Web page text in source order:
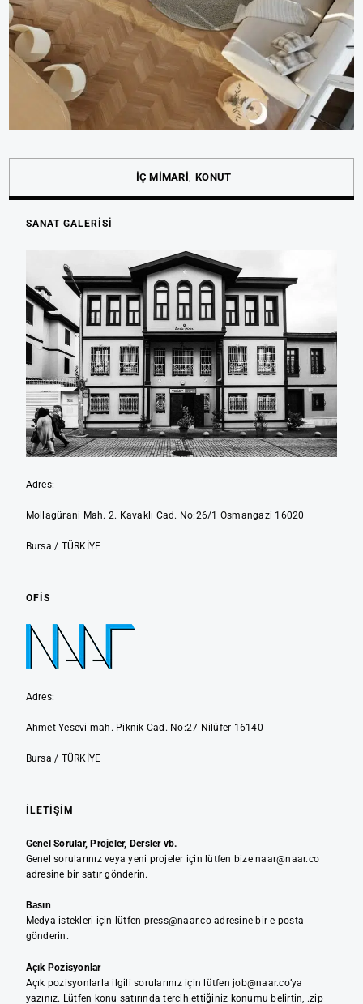
İÇ MİMARİ KONUT
SANAT GALERİSİ
Adres:
Mollagürani Mah. 2. Kavaklı Cad. No:26/1 Osmangazi 16020
Bursa / TÜRKİYE
OFIS
Adres:
Ahmet Yesevi mah. Piknik Cad. No:27 Nilüfer 16140
Bursa / TÜRKİYE
İLETIŞIM
Genel Sorular, Projeler, Dersler vb.
Genel sorularınız veya yeni projeler için lütfen bize naar@naar.co
adresine bir satır gönderin.
Basın
Medya istekleri için lütfen press@naar.co adresine bir e-posta
gönderin.
Açık Pozisyonlar
Açık pozisyonlarla ilgili sorularınız için lütfen job@naar.co’ya
yazınız. Lütfen konu satırında tercih ettiğiniz konumu belirtin, .zip